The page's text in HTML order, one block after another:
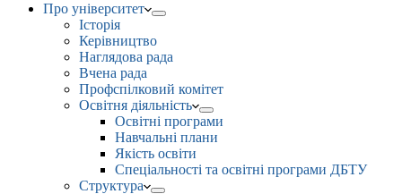
Про університет
Історія
Керівництво
Наглядова рада
Вчена рада
Профспілковий комітет
Освітня діяльність
Освітні програми
Навчальні плани
Якість освіти
Спеціальності та освітні програми ДБТУ
Структура